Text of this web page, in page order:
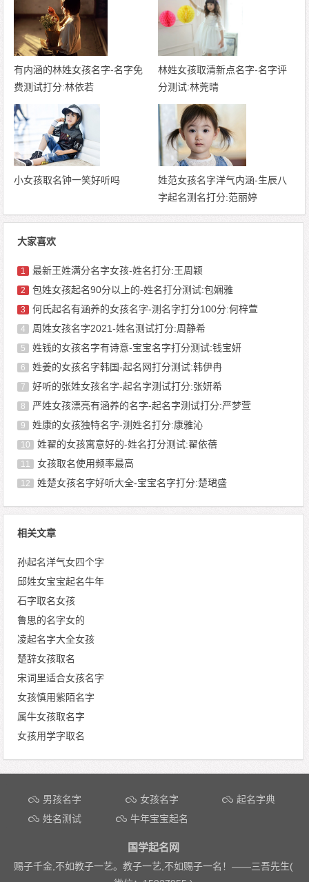
有内涵的林姓女孩名字-名字免
费测试打分:林依若
林姓女孩取清新点名字-名字评
分测试:林莞晴
小女孩取名钟一笑好听吗
姓范女孩名字洋气内涵-生辰八
字起名测名打分:范丽婷
大家喜欢
1 最新王姓满分名字女孩-姓名打分:王周颖
2 包姓女孩起名90分以上的-姓名打分测试:包娴雅
3 何氏起名有涵养的女孩名字-测名字打分100分:何梓萱
4 周姓女孩名字2021-姓名测试打分:周静希
5 姓钱的女孩名字有诗意-宝宝名字打分测试:钱宝妍
6 姓姜的女孩名字韩国-起名网打分测试:韩伊冉
7 好听的张姓女孩名字-起名字测试打分:张妍希
8 严姓女孩漂亮有涵养的名字-起名字测试打分:严梦萱
9 姓康的女孩独特名字-测姓名打分:康雅沁
10 姓翟的女孩寓意好的-姓名打分测试:翟依蓓
11 女孩取名使用频率最高
12 姓楚女孩名字好听大全-宝宝名字打分:楚珺盛
相关文章
孙起名洋气女四个字
邱姓女宝宝起名牛年
石字取名女孩
鲁思的名字女的
凌起名字大全女孩
楚辞女孩取名
宋词里适合女孩名字
女孩慎用紫陌名字
属牛女孩取名字
女孩用学字取名
文章导航
男孩名字 女孩名字
起名字典
姓名测试
牛年宝宝起名
国学起名网
赐子千金,不如教子一艺。教子一艺,不如赐子一名！——三吾先生(